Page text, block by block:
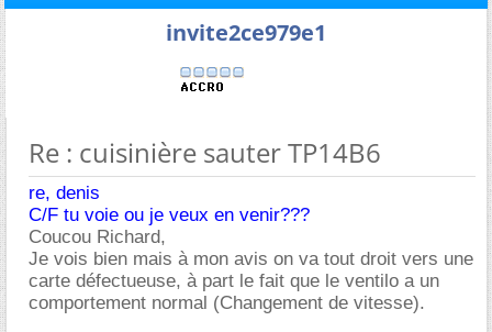
invite2ce979e1
Re : cuisinière sauter TP14B6
re, denis
C/F tu voie ou je veux en venir???
Coucou Richard,
Je vois bien mais à mon avis on va tout droit vers une
carte défectueuse, à part le fait que le ventilo a un
comportement normal (Changement de vitesse).